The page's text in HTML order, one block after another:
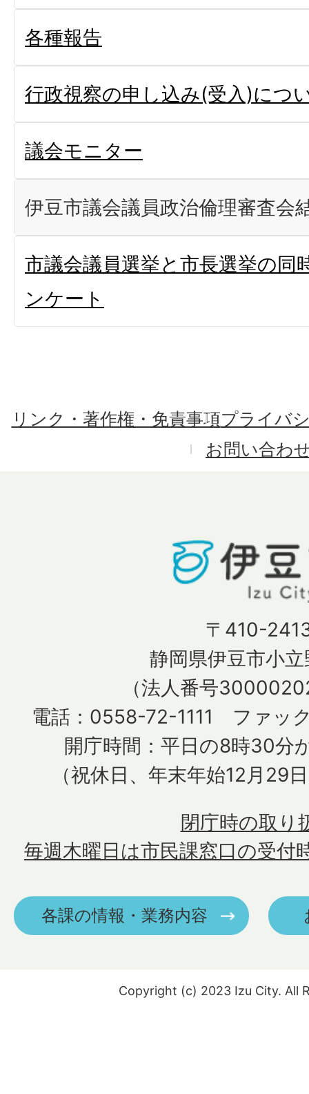
各種報告
行政視察の申し込み(受入)につ
議会モニター
伊豆市議会議員政治倫理審査会
市議会議員選挙と市長選挙の同
ンケート
リンク・著作権・免責事項プライバ
お問い合わ
〒410-
静岡県伊豆市小
（法人番号
電話：0558-72-1111 ファッ
開庁時間：平日の8時30分
（祝休日、年末年始12月29
毎週木曜日は市民課窓口の受付
閉庁時の取り
各課の情報・業務内容
Copyright (c) 2023 Izu City. All